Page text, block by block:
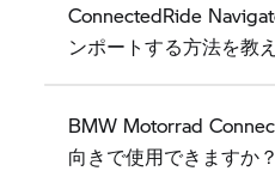
ConnectedRide
ンポートする方法を教
BMW Motorrad
向きで使用できますか？